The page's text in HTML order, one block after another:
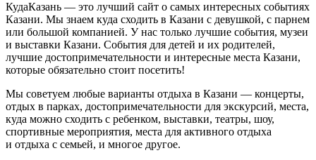
КудаКазань — это лучший сайт о самых интересных событиях
Казани. Мы знаем куда сходить в Казани с девушкой, с парнем
или большой компанией. У нас только лучшие события, музеи
и выставки Казани. События для детей и их родителей,
лучшие достопримечательности и интересные места Казани,
которые обязательно стоит посетить!
Мы советуем любые варианты отдыха в Казани — концерты,
отдых в парках, достопримечательности для экскурсий, места,
куда можно сходить с ребенком, выставки, театры, шоу,
спортивные мероприятия, места для активного отдыха
и отдыха с семьей, и многое другое.